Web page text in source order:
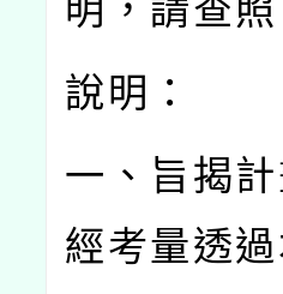
明，請查照
說明：
一、旨揭
經考量透